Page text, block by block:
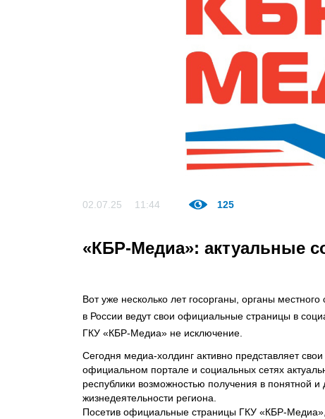
02.07.25 11:44 125
«КБР-Медиа»: актуальные
Вот уже несколько лет госорганы, органы
в России ведут свои официальные страницы в
ГКУ «КБР-Медиа» не исключение.
Сегодня медиа-холдинг активно представляет
официальном портале и социальных сетях
республики возможностью получения в понятной
жизнедеятельности региона.
Посетив официальные страницы ГКУ «КБР-Медиа»,